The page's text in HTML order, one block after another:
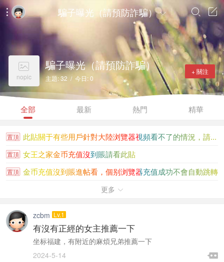
 騙子曝光（請預防詐騙）  

+ 關注

nopic
騙子曝光（請預防詐騙）
主題: 32 / 今日: 0
全部 最新 熱門 精華
置頂 此貼關于有些用戶針對大陸浏覽器視頻看不了的情況，請...
置頂 女王之家金币充值沒到賬請看此貼
置頂 金币充值沒到賬進帖看，個别浏覽器充值成功不會自動跳轉
大陸香港新加坡知名女王聯系方式大全
置頂 女王之家推出推廣用戶注冊和分享訪問送金币（2025.1.1）
更多 
zcbm Lv.1
有沒有正經的女主推薦一下
坐标福建，有附近的麻煩兄弟推薦一下

2024-5-14 